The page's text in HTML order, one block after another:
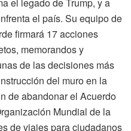
el país. Su equipo de
firmará 17 acciones
memorandos y
de las decisiones más
del muro en la
de abandonar el Acuerdo
Mundial de la
de viajes para ciudadanos